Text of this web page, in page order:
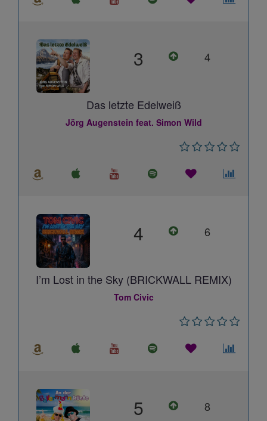
3 4
Das letzte Edelweiß
Jörg Augenstein feat. Simon Wild
4 6
I’m Lost in the Sky (BRICKWALL REMIX)
Tom Civic
5 8